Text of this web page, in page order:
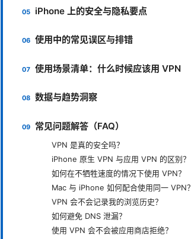
iPhone 上的安全与隐私要点
使用中的常见误区与排错
使用场景清单：什么时候应该用 VPN
数据与趋势洞察
常见问题解答（FAQ）
VPN 是真的安全吗？
iPhone 原生 VPN 与应用 VPN 的区别？
如何在不牺牲速度的情况下使用 VPN？
Mac 与 iPhone 如何配合使用同一 VPN？
VPN 会不会记录我的浏览历史？
如何避免 DNS 泄漏？
使用 VPN 会不会被应用商店拒绝？